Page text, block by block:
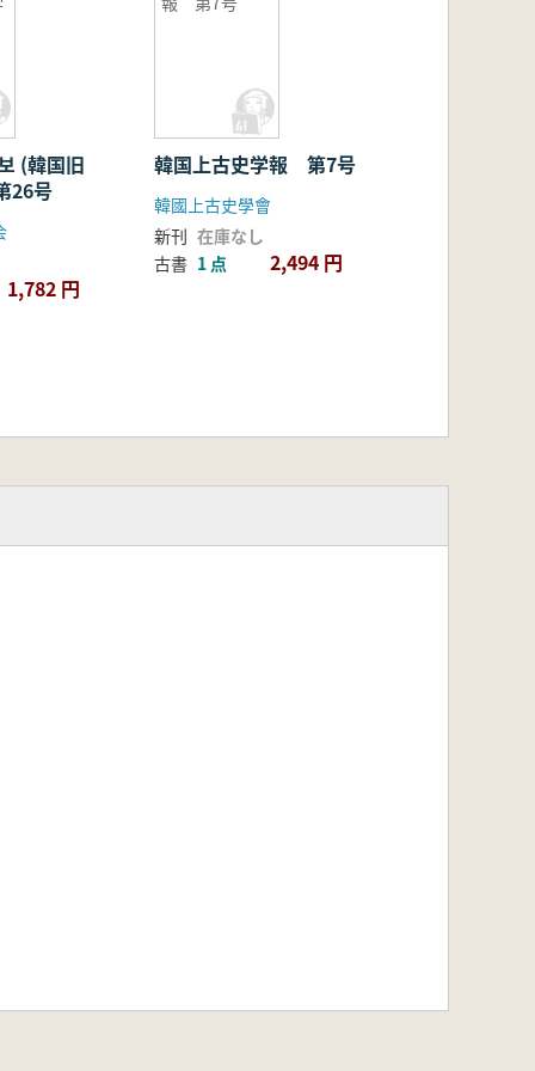
(韓国旧
26号
1,782 円
韓国上古史学報 第7号
韓國上古史學會
新刊 在庫なし
古書 1 点 2,494 円